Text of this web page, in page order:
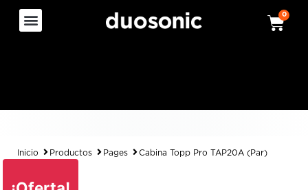
0
Inicio Productos Pages Cabina Topp Pro TAP20A (Par)